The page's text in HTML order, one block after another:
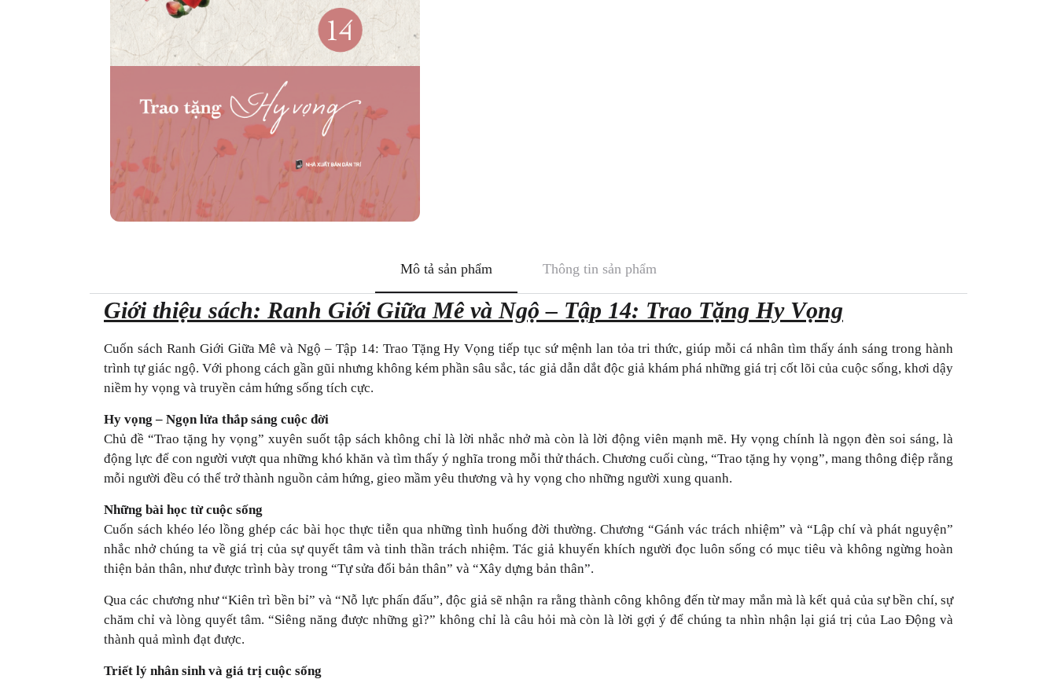
Mô tả sản phẩm Thông tin sản phẩm
Giới thiệu sách: Ranh Giới Giữa Mê và Ngộ – Tập 14: Trao Tặng Hy Vọng
Cuốn sách Ranh Giới Giữa Mê và Ngộ – Tập 14: Trao Tặng Hy Vọng tiếp tục sứ mệnh lan tỏa tri thức, giúp mỗi cá nhân tìm thấy ánh sáng trong hành
trình tự giác ngộ. Với phong cách gần gũi nhưng không kém phần sâu sắc, tác giả dẫn dắt độc giả khám phá những giá trị cốt lõi của cuộc sống, khơi dậy
niềm hy vọng và truyền cảm hứng sống tích cực.
Hy vọng – Ngọn lửa thắp sáng cuộc đời
Chủ đề “Trao tặng hy vọng” xuyên suốt tập sách không chỉ là lời nhắc nhở mà còn là lời động viên mạnh mẽ. Hy vọng chính là ngọn đèn soi sáng, là
động lực để con người vượt qua những khó khăn và tìm thấy ý nghĩa trong mỗi thử thách. Chương cuối cùng, “Trao tặng hy vọng”, mang thông điệp rằng
mỗi người đều có thể trở thành nguồn cảm hứng, gieo mầm yêu thương và hy vọng cho những người xung quanh.
Những bài học từ cuộc sống
Cuốn sách khéo léo lồng ghép các bài học thực tiễn qua những tình huống đời thường. Chương “Gánh vác trách nhiệm” và “Lập chí và phát nguyện”
nhắc nhở chúng ta về giá trị của sự quyết tâm và tinh thần trách nhiệm. Tác giả khuyến khích người đọc luôn sống có mục tiêu và không ngừng hoàn
thiện bản thân, như được trình bày trong “Tự sửa đổi bản thân” và “Xây dựng bản thân”.
Qua các chương như “Kiên trì bền bỉ” và “Nỗ lực phấn đấu”, độc giả sẽ nhận ra rằng thành công không đến từ may mắn mà là kết quả của sự bền chí, sự
chăm chỉ và lòng quyết tâm. “Siêng năng được những gì?” không chỉ là câu hỏi mà còn là lời gợi ý để chúng ta nhìn nhận lại giá trị của Lao Động và
thành quả mình đạt được.
Triết lý nhân sinh và giá trị cuộc sống